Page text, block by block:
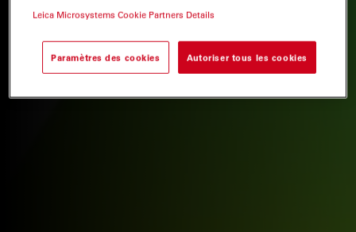
Leica Microsystems Cookie Partners Details
Paramètres des cookies Autoriser tous les cookies